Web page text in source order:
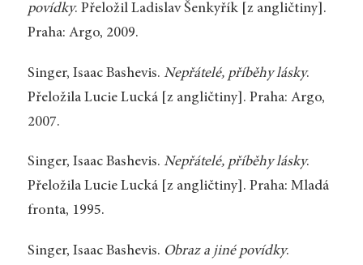
povídky. Přeložil Ladislav Šenkyřík [z angličtiny].
Praha: Argo, 2009.
Singer, Isaac Bashevis. Nepřátelé, příběhy lásky.
Přeložila Lucie Lucká [z angličtiny]. Praha: Argo,
2007.
Singer, Isaac Bashevis. Nepřátelé, příběhy lásky.
Přeložila Lucie Lucká [z angličtiny]. Praha: Mladá
fronta, 1995.
Singer, Isaac Bashevis. Obraz a jiné povídky.